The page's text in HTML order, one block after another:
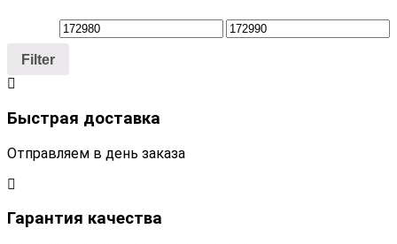
Filter
Быстрая доставка
Отправляем в день заказа
Гарантия качества